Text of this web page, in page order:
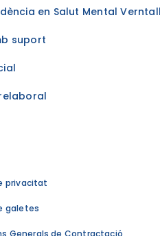
en Salut Mental
suport
privacitat
galetes
Generals de Contractació